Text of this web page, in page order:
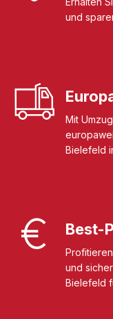
und
Mit
Bielefeld
Best-
und
Bielefeld